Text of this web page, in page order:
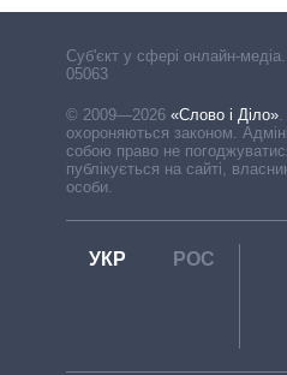
Cуб'єкт у сфері онлайн-
05063
© 2009—2026 «Слово і Діло».
охороняються законом.
собою право не
публікується на сайті,
особи.
УКР РОС